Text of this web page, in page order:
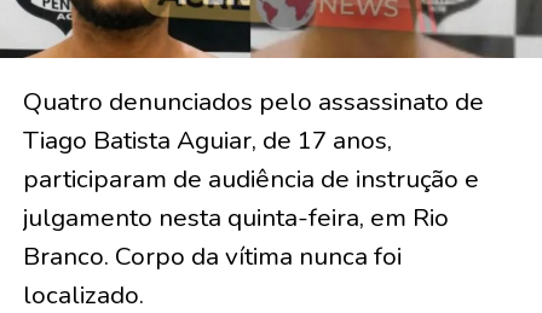
Quatro denunciados pelo assassinato de
Tiago Batista Aguiar, de 17 anos,
participaram de audiência de instrução e
julgamento nesta quinta-feira, em Rio
Branco. Corpo da vítima nunca foi
localizado.